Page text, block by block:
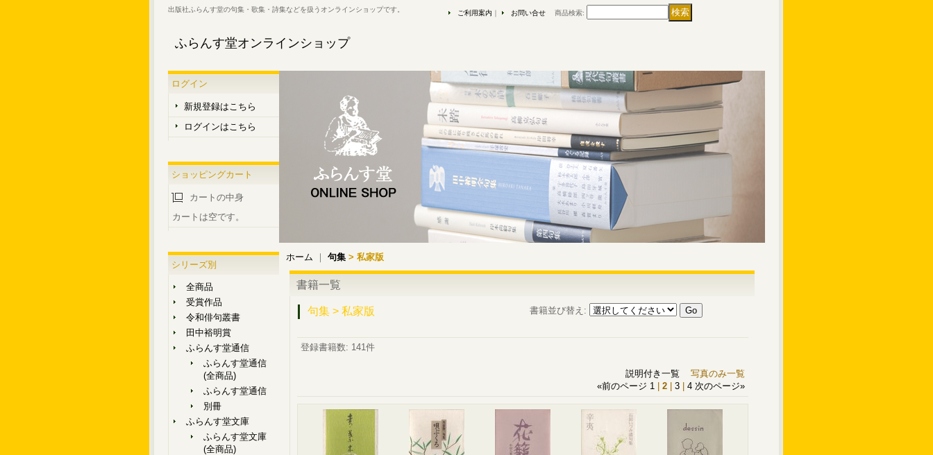
出版社ふらんす堂の句集・歌集・詩集などを扱うオンラインショップです。
ふらんす堂オンラインショップ
ご利用案内 お問い合せ 商品検索:
ログイン
新規登録はこちら
ログインはこちら
ショッピングカート
カートの中身
カートは空です。
シリーズ別
全商品
受賞作品
令和俳句叢書
田中裕明賞
ふらんす堂通信
ふらんす堂通信
(全商品)
ふらんす堂通信
別冊
ふらんす堂文庫
ふらんす堂文庫
(全商品)
ホーム ｜ 句集 > 私家版
書籍一覧
句集 > 私家版 書籍並び替え :
登録書籍数: 141件
説明付き一覧 写真のみ一覧
«前のページ 1 2 3 4 次のページ»